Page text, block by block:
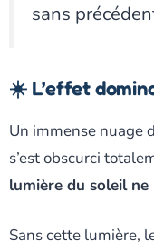
sans
☀️ L’effet
Un immense nuage
s’est obscurci
lumière du soleil
Sans cette lumière,